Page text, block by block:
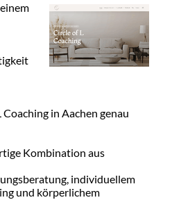
in Aachen genau
Kombination aus
individuellem
und körperlichem